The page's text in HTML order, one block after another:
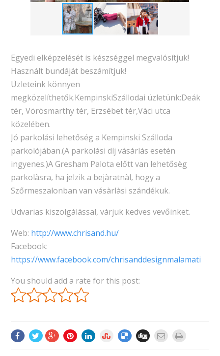
Egyedi elképzelését is készséggel megvalósítjuk!
Használt bundáját beszámítjuk!
Üzleteink könnyen
megközelíthetők.KempinskiSzállodai üzletünk:Deák
tér, Vörösmarthy tér, Erzsébet tér,Vàci utca
közelében.
Jó parkolási lehetőség a Kempinski Szálloda
parkolójában.(A parkolási díj vásárlás esetén
ingyenes.)A Gresham Palota előtt van lehetősèg
parkolàsra, ha jelzik a bejàratnàl, hogy a
Szőrmeszalonban van vásàrlàsi szándékuk.
Udvarias kiszolgálással, várjuk kedves vevőinket.
Web: http://www.chrisand.hu/
Facebook:
https://www.facebook.com/chrisanddesignmalamati
You should add a rate for this post: